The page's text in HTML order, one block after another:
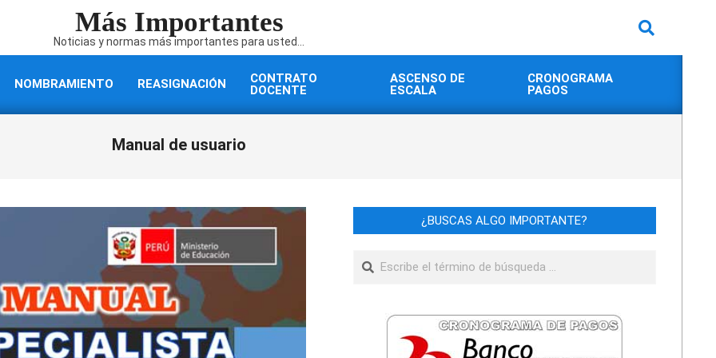
Más Importantes
Noticias y normas más importantes para usted...
Buscar
NOMBRAMIENTO REASIGNACIÓN
CONTRATO
DOCENTE
ASCENSO DE
ESCALA
CRONOGRAMA
PAGOS
Manual de usuario
¿BUSCAS ALGO IMPORTANTE?
Buscar